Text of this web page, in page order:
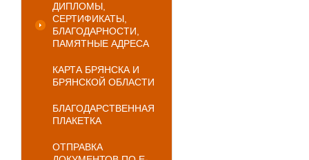
ДИПЛОМЫ,
СЕРТИФИКАТЫ,
БЛАГОДАРНОСТИ,
ПАМЯТНЫЕ АДРЕСА
КАРТА БРЯНСКА И
БРЯНСКОЙ ОБЛАСТИ
БЛАГОДАРСТВЕННАЯ
ПЛАКЕТКА
ОТПРАВКА